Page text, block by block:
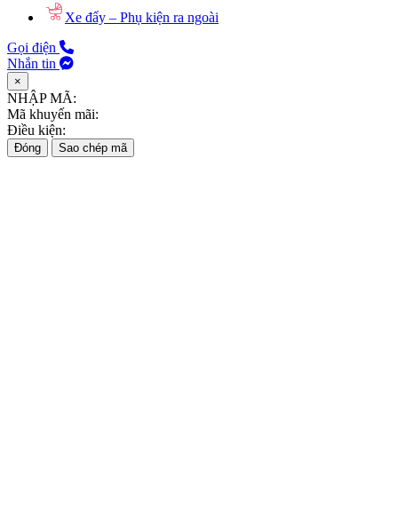
Xe đẩy – Phụ kiện ra ngoài
Gọi điện
Nhắn tin
×
NHẬP MÃ:
Mã khuyến mãi:
Điều kiện:
Đóng Sao chép mã